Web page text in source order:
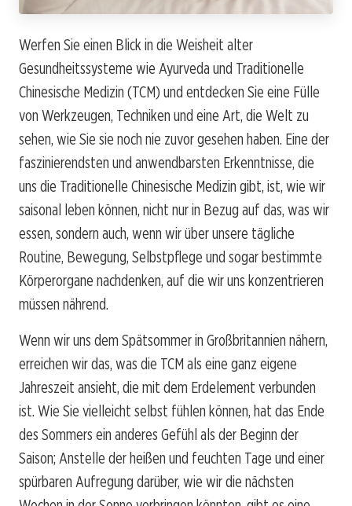
Werfen Sie einen Blick in die Weisheit alter
Gesundheitssysteme wie Ayurveda und Traditionelle
Chinesische Medizin (TCM) und entdecken Sie eine Fülle
von Werkzeugen, Techniken und eine Art, die Welt zu
sehen, wie Sie sie noch nie zuvor gesehen haben. Eine der
faszinierendsten und anwendbarsten Erkenntnisse, die
uns die Traditionelle Chinesische Medizin gibt, ist, wie wir
saisonal leben können, nicht nur in Bezug auf das, was wir
essen, sondern auch, wenn wir über unsere tägliche
Routine, Bewegung, Selbstpflege und sogar bestimmte
Körperorgane nachdenken, auf die wir uns konzentrieren
müssen nährend.
Wenn wir uns dem Spätsommer in Großbritannien nähern,
erreichen wir das, was die TCM als eine ganz eigene
Jahreszeit ansieht, die mit dem Erdelement verbunden
ist. Wie Sie vielleicht selbst fühlen können, hat das Ende
des Sommers ein anderes Gefühl als der Beginn der
Saison; Anstelle der heißen und feuchten Tage und einer
spürbaren Aufregung darüber, wie wir die nächsten